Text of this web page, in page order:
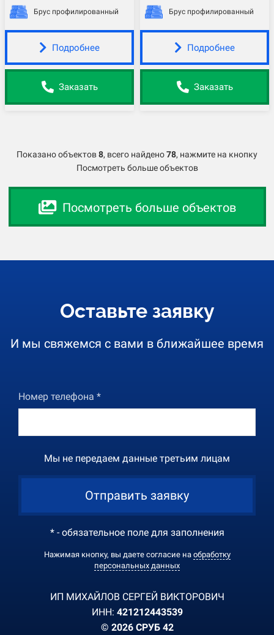
Брус профилированный
Подробнее
Заказать
Брус профилированный
Подробнее
Заказать
Показано объектов8, всего найдено78, нажмите на кнопку
Посмотреть больше объектов
Посмотреть больше объектов
Оставьте заявку
И мы свяжемся с вами в ближайшее время
Номер телефона *
Мы не передаем данные третьим лицам
Отправить заявку
* - обязательное поле для заполнения
Нажимая кнопку, вы даете согласие на обработку
персональных данных
ИП МИХАЙЛОВ СЕРГЕЙ ВИКТОРОВИЧ
ИНН: 421212443539
© 2026 СРУБ 42